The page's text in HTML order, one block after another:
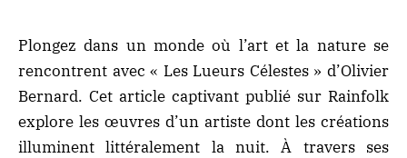
Plongez dans un monde où l’art et la nature se
rencontrent avec « Les Lueurs Célestes » d’Olivier
Bernard. Cet article captivant publié sur Rainfolk
explore les œuvres d’un artiste dont les créations
illuminent littéralement la nuit. À travers ses